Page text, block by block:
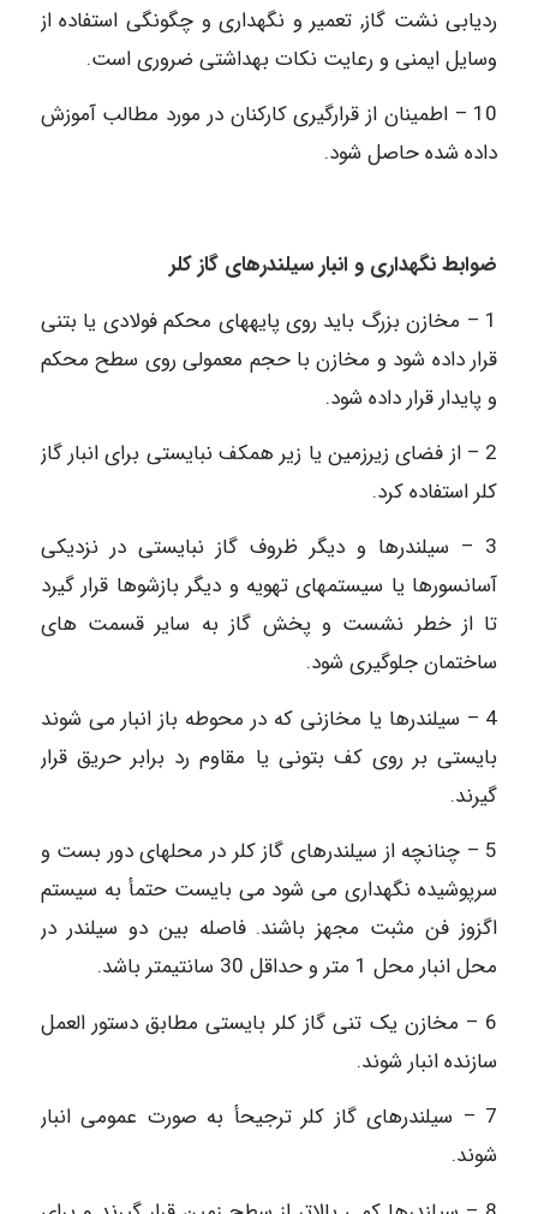
ردیابی نشت گاز, تعمیر و نگهداری و چگونگی استفاده از
وسایل ایمنی و رعایت نکات بهداشتی ضروری است.
10 – اطمینان از قرارگیری کارکنان در مورد مطالب آموزش
داده شده حاصل شود.
ضوابط نگهداری و انبار سیلندرهای گاز کلر
1 – مخازن بزرگ باید روی پایه‏های محکم فولادی یا بتنی
قرار داده شود و مخازن با حجم معمولی روی سطح محکم
و پایدار قرار داده شود.
2 – از فضای زیرزمین یا زیر همکف نبایستی برای انبار گاز
کلر استفاده کرد.
3 – سیلندرها و دیگر ظروف گاز نبایستی در نزدیکی
آسانسورها یا سیستم‏های تهویه و دیگر بازشوها قرار گیرد
تا از خطر نشست و پخش گاز به سایر قسمت های
ساختمان جلوگیری شود.
4 – سیلندرها یا مخازنی که در محوطه باز انبار می‏ شوند
بایستی بر روی کف بتونی یا مقاوم رد برابر حریق قرار
گیرند.
5 – چنانچه از سیلندرهای گاز کلر در محل‏های دور بست و
سرپوشیده نگهداری می ‏شود می ‏بایست حتمأ به سیستم
اگزوز فن مثبت مجهز باشند. فاصله بین دو سیلندر در
محل انبار محل 1 متر و حداقل 30 سانتیمتر باشد.
6 – مخازن یک تنی گاز کلر بایستی مطابق دستور العمل
سازنده انبار شوند.
7 – سیلندرهای گاز کلر ترجیحأ به صورت عمومی انبار
شوند.